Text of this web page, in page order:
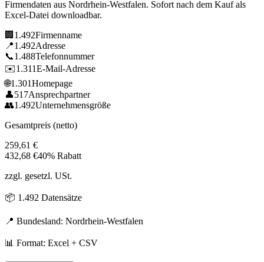
Firmendaten aus Nordrhein-Westfalen. Sofort nach dem Kauf als
Excel-Datei downloadbar.
🏢 1.492Firmenname
📍1.492Adresse
📞1.488Telefonnummer
✉️1.311E-Mail-Adresse
🌐1.301Homepage
👤517Ansprechpartner
👥1.492Unternehmensgröße
Gesamtpreis (netto)
259,61 €
432,68 €40% Rabatt
zzgl. gesetzl. USt.
📦 1.492 Datensätze
📍 Bundesland: Nordrhein-Westfalen
📊 Format: Excel + CSV